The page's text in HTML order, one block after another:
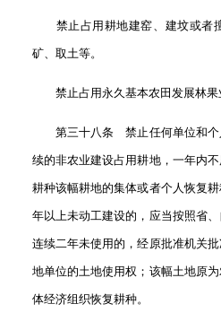
禁止占用耕地建窑、建坟或者
矿、取土等。
禁止占用永久基本农田发展林果
第三十八条 禁止任何单位和个
续的非农业建设占用耕地，一年内
耕种该幅耕地的集体或者个人恢复
年以上未动工建设的，应当按照省
连续二年未使用的，经原批准机关
地单位的土地使用权；该幅土地原
体经济组织恢复耕种。